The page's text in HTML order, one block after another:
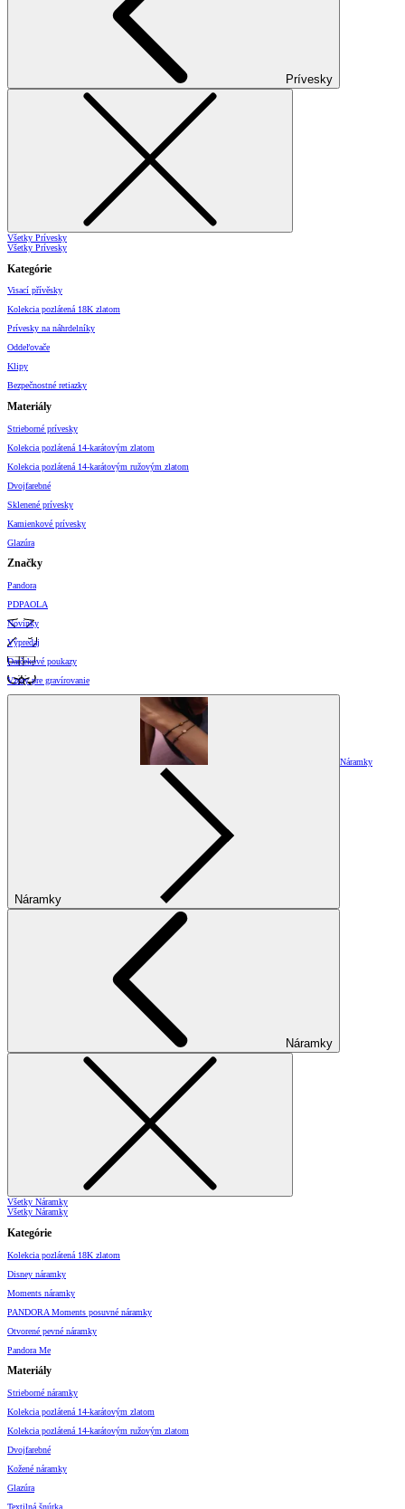
Prívesky
Všetky Prívesky
Všetky Prívesky
Kategórie
Visací přívěsky
Kolekcia pozlátená 18K zlatom
Prívesky na náhrdelníky
Oddeľovače
Klipy
Bezpečnostné retiazky
Materiály
Strieborné prívesky
Kolekcia pozlátená 14-karátovým zlatom
Kolekcia pozlátená 14-karátovým ružovým zlatom
Dvojfarebné
Sklenené prívesky
Kamienkové prívesky
Glazúra
Značky
Pandora
PDPAOLA
Novinky
Výpredaj
Darčekové poukazy
Vzory pre gravírovanie
Náramky
Náramky
Náramky
Všetky Náramky
Všetky Náramky
Kategórie
Kolekcia pozlátená 18K zlatom
Disney náramky
Moments náramky
PANDORA Moments posuvné náramky
Otvorené pevné náramky
Pandora Me
Materiály
Strieborné náramky
Kolekcia pozlátená 14-karátovým zlatom
Kolekcia pozlátená 14-karátovým ružovým zlatom
Dvojfarebné
Kožené náramky
Glazúra
Textilná šnúrka